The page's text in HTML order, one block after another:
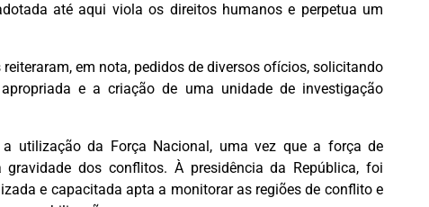
até aqui viola os direitos humanos e perpetua um
em nota, pedidos de diversos ofícios, solicitando
e a criação de uma unidade de investigação
utilização da Força Nacional, uma vez que a força de
dos conflitos. À presidência da República, foi
e capacitada apta a monitorar as regiões de conflito e